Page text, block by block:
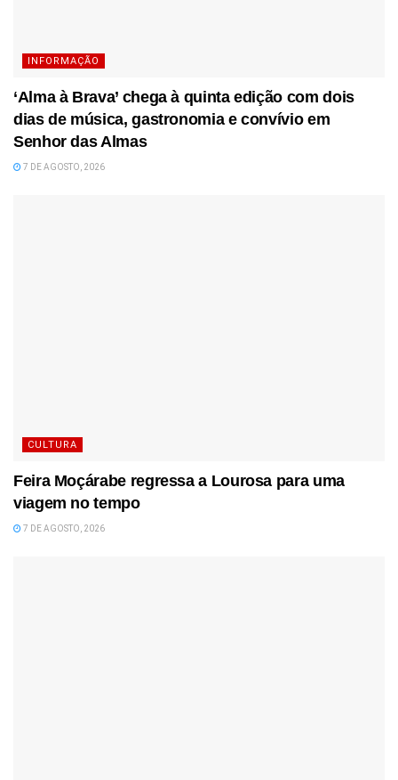
INFORMAÇÃO
‘Alma à Brava’ chega à quinta edição com dois
dias de música, gastronomia e convívio em
Senhor das Almas
7 DE AGOSTO, 2026
CULTURA
Feira Moçárabe regressa a Lourosa para uma
viagem no tempo
7 DE AGOSTO, 2026